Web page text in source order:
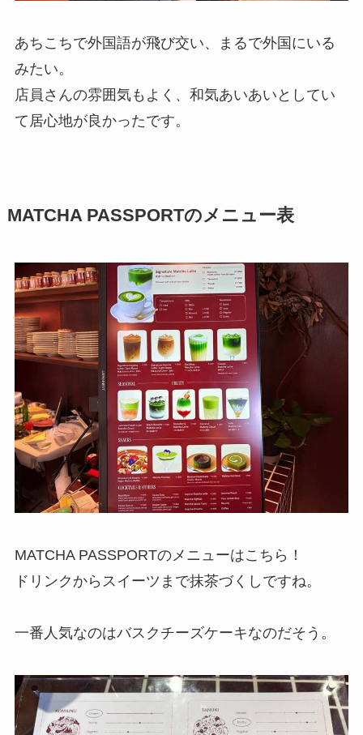
あちこちで外国語が飛び交い、まるで外国にいる
みたい。
店員さんの雰囲気もよく、和気あいあいとしてい
て居心地が良かったです。
MATCHA PASSPORTのメニュー表
MATCHA PASSPORTのメニューはこちら！
ドリンクからスイーツまで抹茶づくしですね。
一番人気なのはバスクチーズケーキなのだそう。